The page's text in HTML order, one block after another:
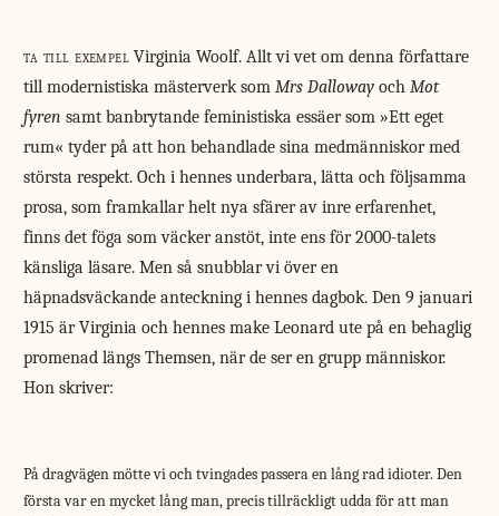
ta till exempel Virginia Woolf. Allt vi vet om denna författare
till modernistiska mästerverk somMrs Dalloway ochMot
fyren samt banbrytande feministiska essäer som »Ett eget
rum« tyder på att hon behandlade sina medmänniskor med
största respekt. Och i hennes underbara, lätta och följsamma
prosa, som framkallar helt nya sfärer av inre erfarenhet,
finns det föga som väcker anstöt, inte ens för 2000-talets
känsliga läsare. Men så snubblar vi över en
häpnadsväckande anteckning i hennes dagbok. Den 9 januari
1915 är Virginia och hennes make Leonard ute på en behaglig
promenad längs Themsen, när de ser en grupp människor.
Hon skriver:
På dragvägen mötte vi och tvingades passera en lång rad idioter. Den
första var en mycket lång man, precis tillräckligt udda för att man